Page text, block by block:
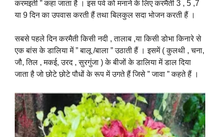
करमइती ” कहा जाता है । इस पर्व को मनाने के लिए करमैती 3 , 5 ,7
या 9 दिन का उपवास करती हैं तथा बिलकुल सदा भोजन करती हैं ।
सबसे पहले दिन करमैती किसी नदी , तालाब ,या किसी डोभा किनारे से
एक बांस के डालिया में ” बालू /बाला ” उठाती हैं । इसमें ( कुलथी , चना,
जौ, तिल , मकई, उरद , सुरगुंजा ) के बीजों के डालिया में डाल दिया
जाता है जो छोटे छोटे पौधों के रूप में उगते हैं जिसे ” जावा ” कहते हैं ।